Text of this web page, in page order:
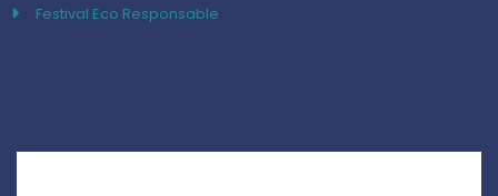
Festival Eco Responsable